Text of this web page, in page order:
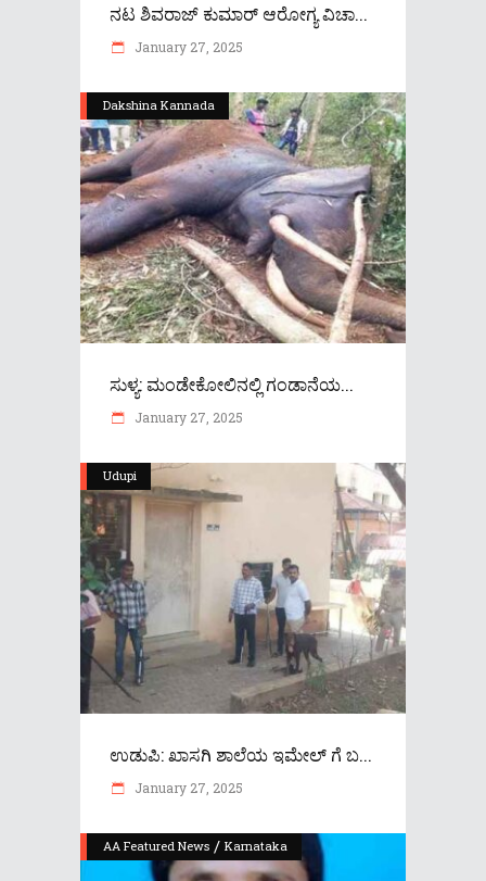
ನಟ ಶಿವರಾಜ್ ಕುಮಾರ್ ಆರೋಗ್ಯ ವಿಚಾ...
January 27, 2025
Dakshina Kannada
ಸುಳ್ಯ: ಮಂಡೇಕೋಲಿನಲ್ಲಿ ಗಂಡಾನೆಯ...
January 27, 2025
Udupi
ಉಡುಪಿ: ಖಾಸಗಿ ಶಾಲೆಯ ಇಮೇಲ್ ಗೆ ಬ...
January 27, 2025
AA Featured News / Karnataka